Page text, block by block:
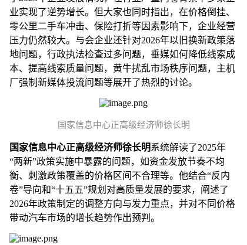
业实现了逆势增长。但大家也同时指出，在价格倒挂、
零公里二手车冲击、保险打折等因素影响下，企业经营
压力仍然较大。与会企业还针对2026年以旧换新政策落
地问题，行政执法检查过多问题，垂媒如何降低线索成
本、提高线索质量问题，黄牛扰乱市场秩序问题，主机
厂强制新媒体投流问题等展开了热烈的讨论。
国家信息中心正高级经济师徐长明
国家信息中心正高级经济师徐长明系统解读了2025年
“两新”政策实施中暴露的问题，如资金发放节奏不均
衡、刺激政策覆盖的价格区间不合理等。他结合“反内
卷”导向和“十五五”规划对高质量发展的要求，阐述了
2026年政策制定的调整方向与发力重点，并对不同价格
带动汽车市场的增长趋势作出预判。